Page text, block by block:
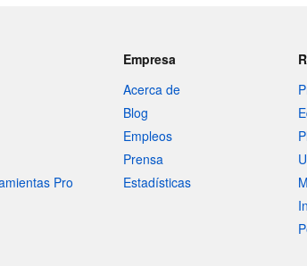
Pro
Empresa
Acerca de
Blog
Empleos
Prensa
Estadísticas